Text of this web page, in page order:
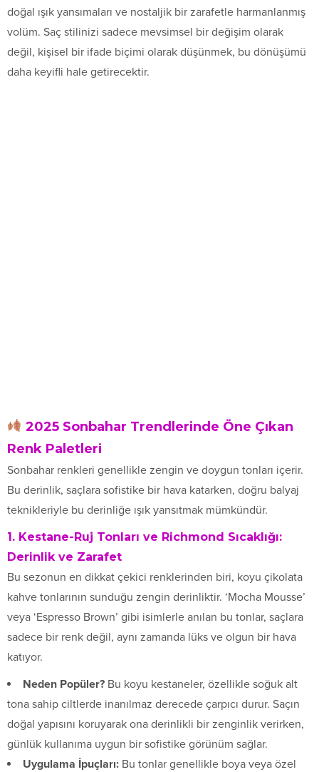
doğal ışık yansımaları ve nostaljik bir zarafetle harmanlanmış
volüm. Saç stilinizi sadece mevsimsel bir değişim olarak
değil, kişisel bir ifade biçimi olarak düşünmek, bu dönüşümü
daha keyifli hale getirecektir.
2025 Sonbahar Trendlerinde Öne Çıkan
Renk Paletleri
Sonbahar renkleri genellikle zengin ve doygun tonları içerir.
Bu derinlik, saçlara sofistike bir hava katarken, doğru balyaj
teknikleriyle bu derinliğe ışık yansıtmak mümkündür.
1. Kestane-Ruj Tonları ve Richmond Sıcaklığı:
Derinlik ve Zarafet
Bu sezonun en dikkat çekici renklerinden biri, koyu çikolata
kahve tonlarının sunduğu zengin derinliktir. ‘Mocha Mousse’
veya ‘Espresso Brown’ gibi isimlerle anılan bu tonlar, saçlara
sadece bir renk değil, aynı zamanda lüks ve olgun bir hava
katıyor.
Neden Popüler? Bu koyu kestaneler, özellikle soğuk alt
tona sahip ciltlerde inanılmaz derecede çarpıcı durur. Saçın
doğal yapısını koruyarak ona derinlikli bir zenginlik verirken,
günlük kullanıma uygun bir sofistike görünüm sağlar.
Uygulama İpuçları: Bu tonlar genellikle boya veya özel